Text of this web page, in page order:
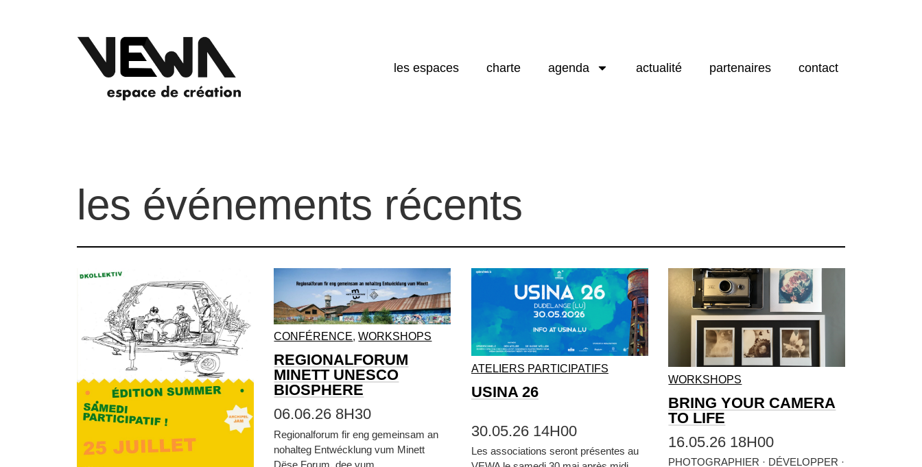
les espaces charte agenda actualité partenaires contact
les événements récents
CONFÉRENCE,WORKSHOPS
REGIONALFORUM
MINETT UNESCO
BIOSPHERE
06.06.26 8H30
Regionalforum fir eng gemeinsam an
nohalteg Entwécklung vum Minett
Dëse Forum, dee vum
ATELIERS PARTICIPATIFS
USINA 26
30.05.26 14H00
Les associations seront présentes au
WORKSHOPS
BRING YOUR CAMERA
TO LIFE
16.05.26 18H00
PHOTOGRAPHIER · DÉVELOPPER ·